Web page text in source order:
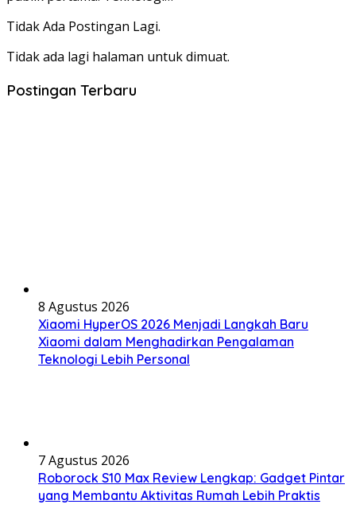
Tidak Ada Postingan Lagi.
Tidak ada lagi halaman untuk dimuat.
Postingan Terbaru
8 Agustus 2026
Xiaomi HyperOS 2026 Menjadi Langkah Baru
Xiaomi dalam Menghadirkan Pengalaman
Teknologi Lebih Personal
7 Agustus 2026
Roborock S10 Max Review Lengkap: Gadget Pintar
yang Membantu Aktivitas Rumah Lebih Praktis